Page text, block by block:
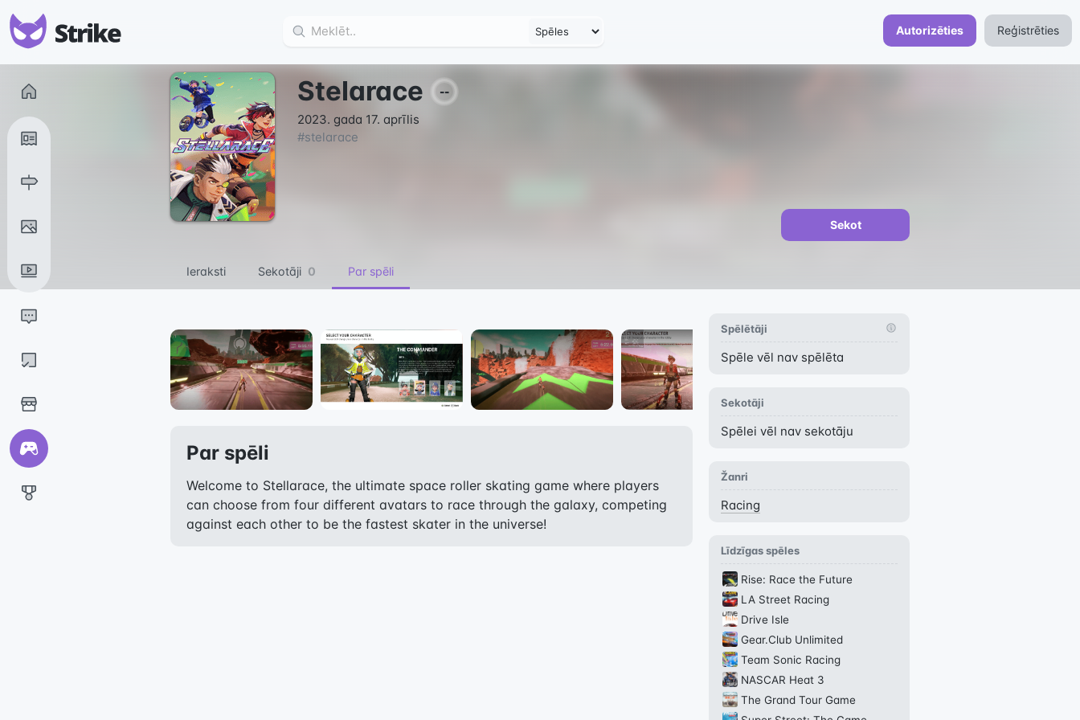
Autorizēties Reģistrēties
Stelarace --
2023. gada 17. aprīlis
#stelarace
Sekot
Ieraksti Sekotāji 0 Par spēli
Par spēli
Welcome to Stellarace, the ultimate space roller skating game where players
can choose from four different avatars to race through the galaxy, competing
against each other to be the fastest skater in the universe!
Spēlētāji
Spēle vēl nav spēlēta
Sekotāji
Spēlei vēl nav sekotāju
Žanri
Racing
Līdzīgas spēles
Rise: Race the Future
LA Street Racing
Drive Isle
Gear.Club Unlimited
Team Sonic Racing
NASCAR Heat 3
The Grand Tour Game